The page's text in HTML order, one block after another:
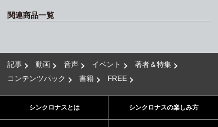
関連商品一覧
記事 動画 音声 イベント
著者＆特集
コンテンツパック
書籍 FREE
シンクロナスとは シンクロナスの楽しみ方